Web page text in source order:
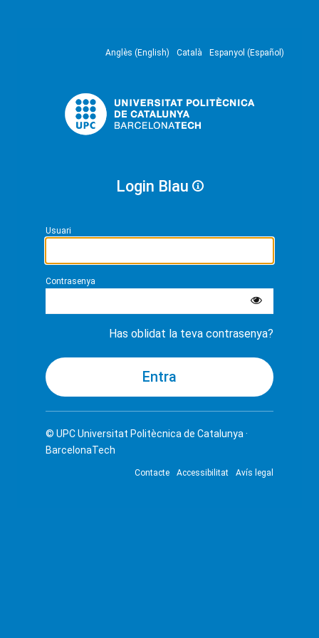
Anglès (English) Català Espanyol (Español)
Login Blau
Usuari
Contrasenya
Has oblidat la teva contrasenya?
© UPCUniversitat Politècnica de Catalunya ·
BarcelonaTech
Contacte Accessibilitat Avís legal